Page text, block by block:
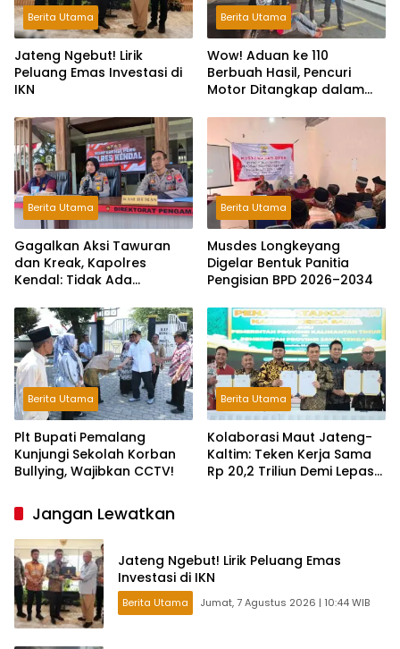
Berita Utama
Jateng Ngebut! Lirik
Peluang Emas Investasi di
IKN
Berita Utama
Wow! Aduan ke 110
Berbuah Hasil, Pencuri
Motor Ditangkap dalam
Berita Utama
Gagalkan Aksi Tawuran
dan Kreak, Kapolres
Kendal: Tidak Ada
Pelaku Kejahatan Jalanan
Berita Utama
Musdes Longkeyang
Digelar Bentuk Panitia
Pengisian BPD 2026–2034
Berita Utama
Plt Bupati Pemalang
Kunjungi Sekolah Korban
Bullying, Wajibkan CCTV!
Berita Utama
Kolaborasi Maut Jateng-
Kaltim: Teken Kerja Sama
Rp 20,2 Triliun Demi Lepas
Jangan Lewatkan
Jateng Ngebut! Lirik Peluang Emas
Investasi di IKN
Berita Utama Jumat, 7 Agustus 2026 | 10:44 WIB